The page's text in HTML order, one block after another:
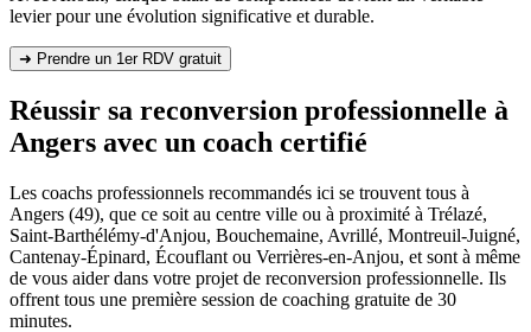
levier pour une évolution significative et durable.
➜ Prendre un 1er RDV gratuit
Réussir sa reconversion professionnelle à
Angers avec un coach certifié
Les coachs professionnels recommandés ici se trouvent tous à
Angers (49), que ce soit au centre ville ou à proximité à Trélazé,
Saint-Barthélémy-d'Anjou, Bouchemaine, Avrillé, Montreuil-Juigné,
Cantenay-Épinard, Écouflant ou Verrières-en-Anjou, et sont à même
de vous aider dans votre projet de reconversion professionnelle. Ils
offrent tous une première session de coaching gratuite de 30
minutes.